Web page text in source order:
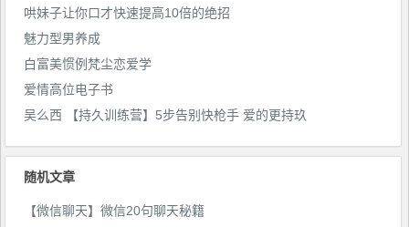
哄妹子让你口才快速提高10倍的绝招
魅力型男养成
白富美惯例梵尘恋爱学
爱情高位电子书
吴么西 【持久训练营】5步告别快枪手 爱的更持玖
随机文章
【微信聊天】微信20句聊天秘籍